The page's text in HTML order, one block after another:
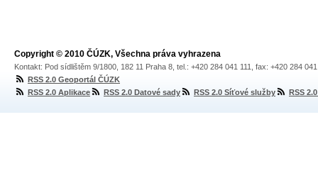
Copyright © 2010 ČÚZK, Všechna práva vyhrazena
Kontakt: Pod sídlištěm 9/1800, 182 11 Praha 8, tel.: +420 284 041 111, fax: +420 284
RSS 2.0 Geoportál ČÚZK
RSS 2.0 Aplikace
RSS 2.0 Datové sady RSS 2.0 Síťové služby RSS